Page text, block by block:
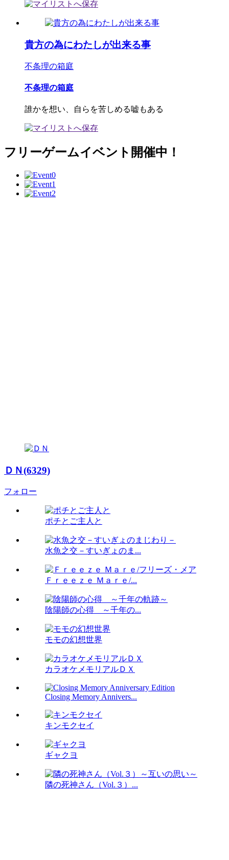
貴方の為にわたしが出来る事
不条理の箱庭
不条理の箱庭
誰かを想い、自らを苦しめる嘘もある
フリーゲームイベント開催中！
ＤＮ(6329)
フォロー
ポチとご主人と
水魚之交－すいぎょのま...
Ｆｒｅｅｚｅ Ｍａｒｅ/...
陰陽師の心得 ～千年の...
モモの幻想世界
カラオケメモリアルＤＸ
Closing Memory Annivers...
キンモクセイ
ギャクヨ
隣の死神さん（Vol.３）...